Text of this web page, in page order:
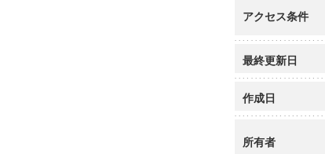
アクセス条件
最終更新日
作成日
所有者